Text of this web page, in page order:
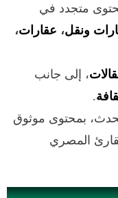
متجدد في
ونقل، عقارات،
، إلى جانب
.
بمحتوى موثوق
المصري